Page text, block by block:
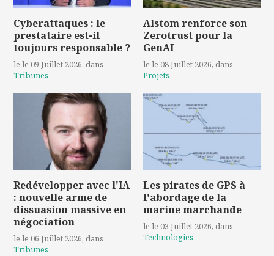
Cyberattaques : le
prestataire est-il
toujours responsable ?
le le 09 Juillet 2026, dans
Tribunes
Alstom renforce son
Zerotrust pour la
GenAI
le le 08 Juillet 2026, dans
Projets
Redévelopper avec l'IA
: nouvelle arme de
dissuasion massive en
négociation
le le 06 Juillet 2026, dans
Tribunes
Les pirates de GPS à
l'abordage de la
marine marchande
le le 03 Juillet 2026, dans
Technologies